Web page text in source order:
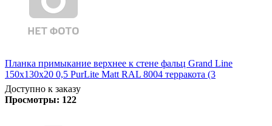
Планка примыкание верхнее к стене фальц Grand Line
150х130х20 0,5 PurLite Matt RAL 8004 терракота (3
Доступно к заказу
Просмотры: 122